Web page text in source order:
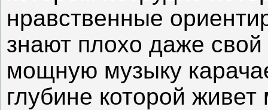
нравственные
знают плохо даже
мощную музыку
глубине которой